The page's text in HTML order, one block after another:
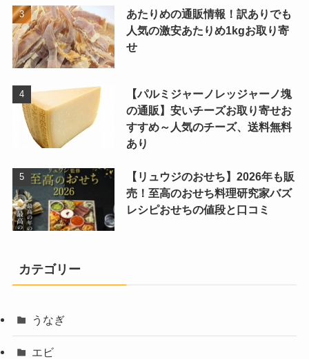
あたりめの通販情報！訳ありでも
人気の激安あたりめ1kgお取り寄
せ
【パルミジャーノレッジャーノ塊
の通販】安いチーズお取り寄せお
すすめ～人気のチーズ、送料無料
あり
【リュウジのおせち】2026年も販
売！至高のおせち料理研究家バズ
レシピおせちの値段と口コミ
カテゴリー
うなぎ
エビ